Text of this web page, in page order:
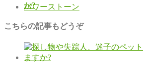
パワーストーン
か?
こちらの記事もどうぞ